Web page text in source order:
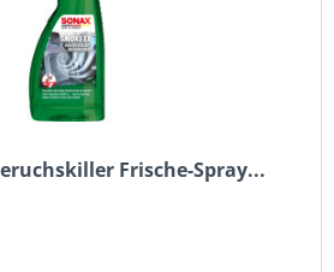
Frische-Spray...